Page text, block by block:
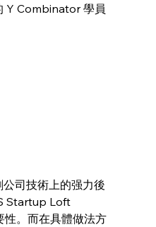
Y Combinator 學員
司技術上的强力後
Startup Loft
。而在具體做法方